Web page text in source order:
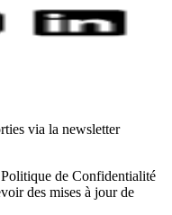
via la newsletter
de Confidentialité
des mises à jour de